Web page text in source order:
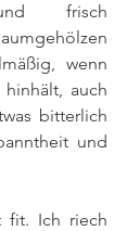
und frisch
wenn
auch
bitterlich
und
fit. Ich riech